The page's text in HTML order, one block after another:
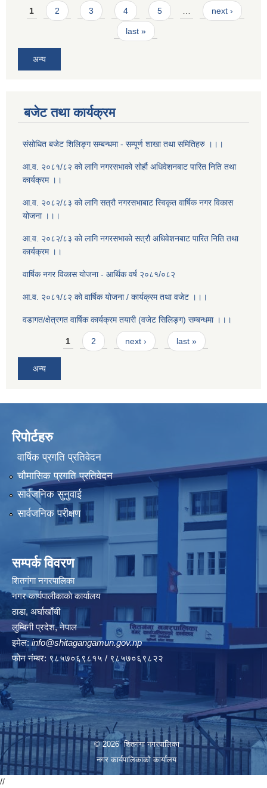
Pages
1 2 3 4 5 … next ›
last »
अन्य
बजेट तथा कार्यक्रम
संसोधित बजेट शिलिङ्ग सम्बन्धमा - सम्पूर्ण शाखा तथा समितिहरु ।।।
आ.व. २०८१/८२ को लागि नगरसभाको सोर्हौ अधिवेशनबाट पारित निति तथा
कार्यक्रम ।।
आ.व. २०८२/८३ को लागि सत्रौ नगरसभाबाट स्विकृत वार्षिक नगर विकास
योजना ।।।
आ.व. २०८२/८३ को लागि नगरसभाको सत्रौ अधिवेशनबाट पारित निति तथा
कार्यक्रम ।।
वार्षिक नगर विकास योजना - आर्थिक वर्ष २०८१/०८२
आ.व. २०८१/८२ को वार्षिक योजना / कार्यक्रम तथा वजेट ।।।
वडागत/क्षेत्रगत वार्षिक कार्यक्रम तयारी (वजेट सिलिङ्ग) सम्बन्धमा ।।।
Pages1 2 next › last »
अन्य
रिपोर्टहरु
वार्षिक प्रगति प्रतिवेदन
चौमासिक प्रगति प्रतिवेदन
सार्वजनिक सुनुवाई
सार्वजनिक परीक्षण
सम्पर्क विवरण
शितगंगा नगरपालिका
नगर कार्यपालीकाकाे कार्यालय
ठाडा, अर्घाखाँची
लुम्बिनी प्रदेश, नेपाल
इमेल: info@shitagangamun.gov.np
फोन नंम्बर: ९८५७०६९८१५ / ९८५७०६९८२२
© 2026 शितगंगा नगरपालिका
नगर कार्यपालिकाकाे कार्यालय
//